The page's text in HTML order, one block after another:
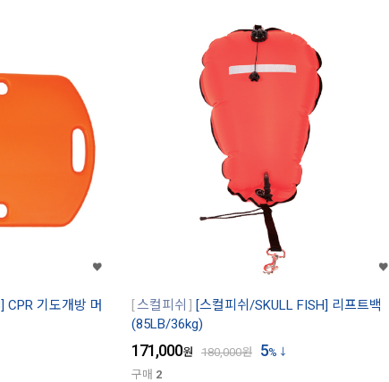
CPR 기도개방 머
스컬피쉬
[스컬피쉬/SKULL FISH] 리프트백
(85LB/36kg)
171,000원 180,000원 5%
구매 2